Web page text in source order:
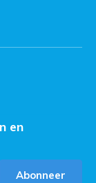
en
Abonneer